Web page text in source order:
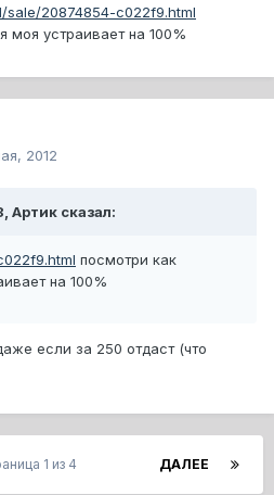
20874854-c022f9.html
моя устраивает на 100%
2012
Артик сказал:
посмотри как
на 100%
если за 250 отдаст (что
ДАЛЕЕ
1 из 4